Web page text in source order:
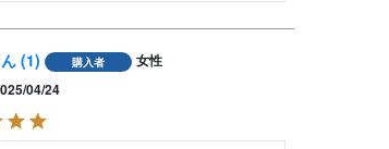
1 購入者
女性
04/24